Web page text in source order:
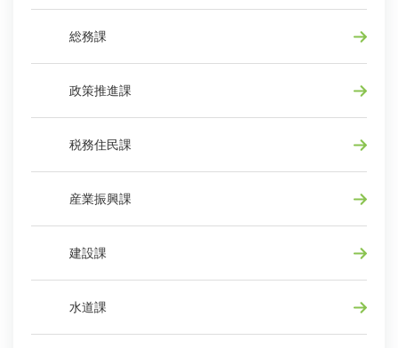
総務課
政策推進課
税務住民課
産業振興課
建設課
水道課